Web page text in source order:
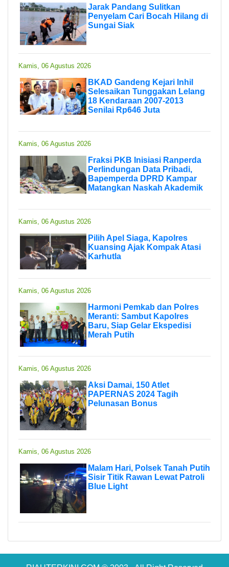
Jarak Pandang Sulitkan
Penyelam Cari Bocah Hilang di
Sungai Siak
Kamis, 06 Agustus 2026
BKAD Gandeng Kejari Inhil
Selesaikan Tunggakan Lelang
18 Kendaraan 2007-2013
Senilai Rp646 Juta
Kamis, 06 Agustus 2026
Fraksi PKB Inisiasi Ranperda
Perlindungan Data Pribadi,
Bapemperda DPRD Kampar
Matangkan Naskah Akademik
Kamis, 06 Agustus 2026
Pilih Apel Siaga, Kapolres
Kuansing Ajak Kompak Atasi
Karhutla
Kamis, 06 Agustus 2026
Harmoni Pemkab dan Polres
Meranti: Sambut Kapolres
Baru, Siap Gelar Ekspedisi
Merah Putih
Kamis, 06 Agustus 2026
Aksi Damai, 150 Atlet
PAPERNAS 2024 Tagih
Pelunasan Bonus
Kamis, 06 Agustus 2026
Malam Hari, Polsek Tanah Putih
Sisir Titik Rawan Lewat Patroli
Blue Light